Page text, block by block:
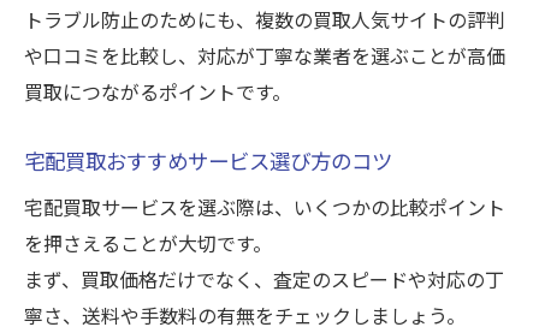
トラブル防止のためにも、複数の買取人気サイトの評判
や口コミを比較し、対応が丁寧な業者を選ぶことが高価
買取につながるポイントです。
宅配買取おすすめサービス選び方のコツ
宅配買取サービスを選ぶ際は、いくつかの比較ポイント
を押さえることが大切です。
まず、買取価格だけでなく、査定のスピードや対応の丁
寧さ、送料や手数料の有無をチェックしましょう。